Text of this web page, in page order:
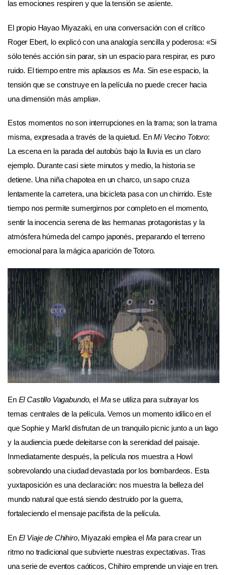
las emociones respiren y que la tensión se asiente.
El propio Hayao Miyazaki, en una conversación con el crítico
Roger Ebert, lo explicó con una analogía sencilla y poderosa: «Si
sólo tenés acción sin parar, sin un espacio para respirar, es puro
ruido. El tiempo entre mis aplausos esMa. Sin ese espacio, la
tensión que se construye en la película no puede crecer hacia
una dimensión más amplia».
Estos momentos no son interrupciones en la trama; son la trama
misma, expresada a través de la quietud. EnMi Vecino Totoro:
La escena en la parada del autobús bajo la lluvia es un claro
ejemplo. Durante casi siete minutos y medio, la historia se
detiene. Una niña chapotea en un charco, un sapo cruza
lentamente la carretera, una bicicleta pasa con un chirrido. Este
tiempo nos permite sumergirnos por completo en el momento,
sentir la inocencia serena de las hermanas protagonistas y la
atmósfera húmeda del campo japonés, preparando el terreno
emocional para la mágica aparición de Totoro.
En El Castillo Vagabundo, el Mase utiliza para subrayar los
temas centrales de la película. Vemos un momento idílico en el
que Sophie y Markl disfrutan de un tranquilo picnic junto a un lago
y la audiencia puede deleitarse con la serenidad del paisaje.
Inmediatamente después, la película nos muestra a Howl
sobrevolando una ciudad devastada por los bombardeos. Esta
yuxtaposición es una declaración: nos muestra la belleza del
mundo natural que está siendo destruido por la guerra,
fortaleciendo el mensaje pacifista de la película.
En El Viaje de Chihiro, Miyazaki emplea el Ma para crear un
ritmo no tradicional que subvierte nuestras expectativas. Tras
una serie de eventos caóticos, Chihiro emprende un viaje en tren.